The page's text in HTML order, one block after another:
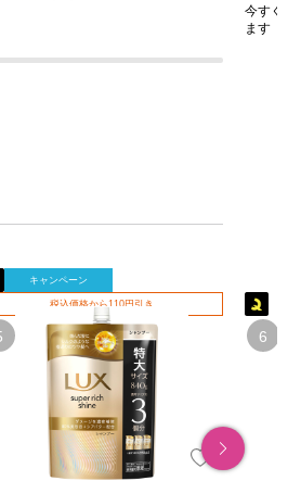
今すぐの
ます
キャンペーン
税込価格から110円引き